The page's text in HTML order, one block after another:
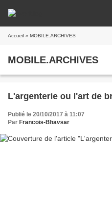
Accueil » MOBILE.ARCHIVES
MOBILE.ARCHIVES
L'argenterie ou l'art de
Publié le 20/10/2017 à 11:07
Par Francois-Bhavsar